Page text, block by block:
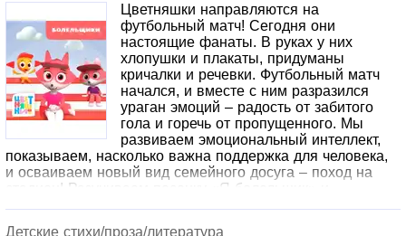
Цветняшки направляются на
футбольный матч! Сегодня они
настоящие фанаты. В руках у них
хлопушки и плакаты, придуманы
кричалки и речевки. Футбольный матч
начался, и вместе с ним разразился
ураган эмоций – радость от забитого
гола и горечь от пропущенного. Мы
развиваем эмоциональный интеллект,
показываем, насколько важна поддержка для человека,
и осваиваем новый вид семейного досуга – поход на
стадион! Разучиваем песенку «Я болельщик» и
Детские стихи/проза/литература